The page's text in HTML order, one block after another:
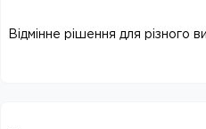
Відмінне рішення для різного